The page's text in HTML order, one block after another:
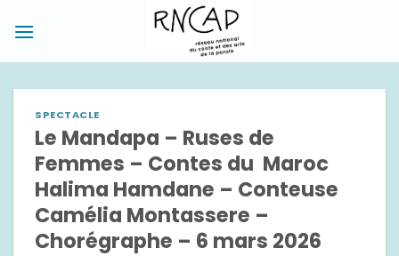
au
SPECTACLE
Le Mandapa – Ruses de
Femmes – Contes du Maroc
Halima Hamdane – Conteuse
Camélia Montassere –
Chorégraphe – 6 mars 2026